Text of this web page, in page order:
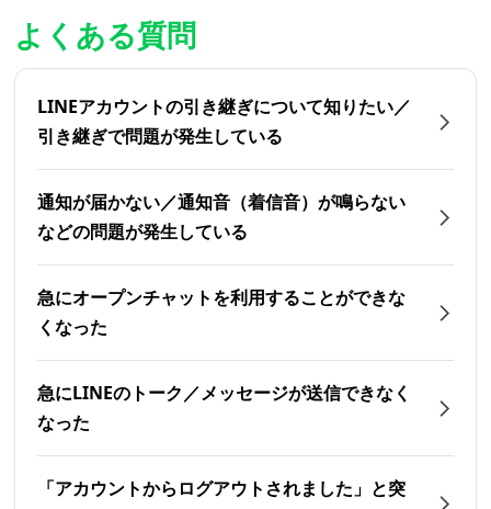
よくある質問
LINEアカウントの引き継ぎについて知りたい／
引き継ぎで問題が発生している
通知が届かない／通知音（着信音）が鳴らない
などの問題が発生している
急にオープンチャットを利用することができな
くなった
急にLINEのトーク／メッセージが送信できなく
なった
「アカウントからログアウトされました」と突